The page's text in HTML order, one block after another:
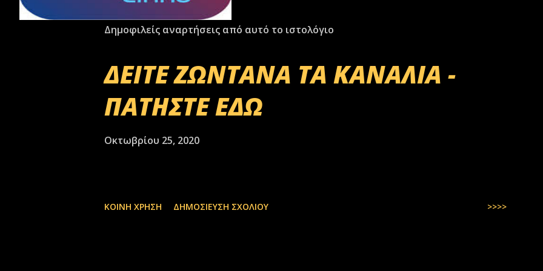
Δημοφιλείς αναρτήσεις από αυτό το ιστολόγιο
ΔΕΙΤΕ ΖΩΝΤΑΝΑ ΤΑ ΚΑΝΑΛΙΑ -
ΠΑΤΗΣΤΕ ΕΔΩ
Οκτωβρίου 25, 2020
ΚΟΙΝΉ ΧΡΉΣΗ ΔΗΜΟΣΊΕΥΣΗ ΣΧΟΛΊΟΥ >>>>